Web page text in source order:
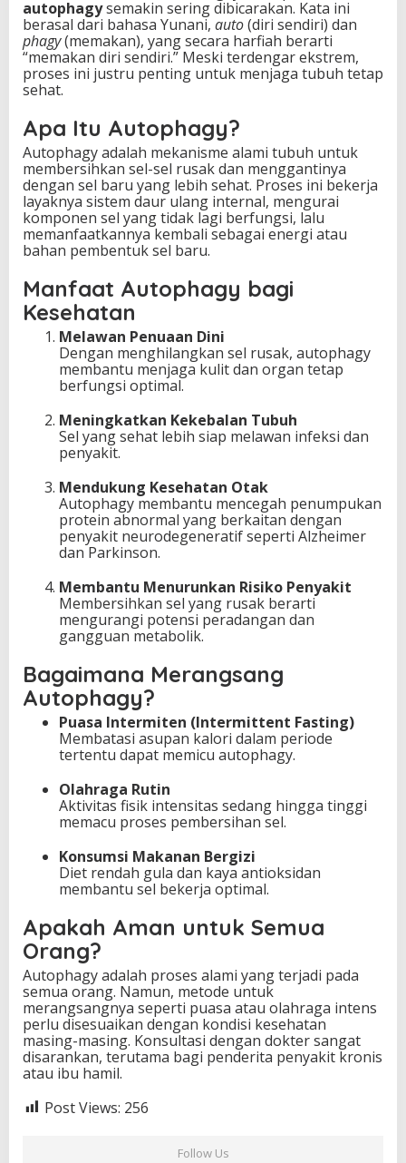
autophagysemakin sering dibicarakan. Kata ini
berasal dari bahasa Yunani, auto(diri sendiri) dan
phagy(memakan), yang secara harfiah berarti
“memakan diri sendiri.” Meski terdengar ekstrem,
proses ini justru penting untuk menjaga tubuh tetap
sehat.
Apa Itu Autophagy?
Autophagy adalah mekanisme alami tubuh untuk
membersihkan sel-sel rusak dan menggantinya
dengan sel baru yang lebih sehat. Proses ini bekerja
layaknya sistem daur ulang internal, mengurai
komponen sel yang tidak lagi berfungsi, lalu
memanfaatkannya kembali sebagai energi atau
bahan pembentuk sel baru.
Manfaat Autophagy bagi
Kesehatan
Melawan Penuaan Dini
Dengan menghilangkan sel rusak, autophagy
membantu menjaga kulit dan organ tetap
berfungsi optimal.
Meningkatkan Kekebalan Tubuh
Sel yang sehat lebih siap melawan infeksi dan
penyakit.
Mendukung Kesehatan Otak
Autophagy membantu mencegah penumpukan
protein abnormal yang berkaitan dengan
penyakit neurodegeneratif seperti Alzheimer
dan Parkinson.
Membantu Menurunkan Risiko Penyakit
Membersihkan sel yang rusak berarti
mengurangi potensi peradangan dan
gangguan metabolik.
Bagaimana Merangsang
Autophagy?
Puasa Intermiten (Intermittent Fasting)
Membatasi asupan kalori dalam periode
tertentu dapat memicu autophagy.
Olahraga Rutin
Aktivitas fisik intensitas sedang hingga tinggi
memacu proses pembersihan sel.
Konsumsi Makanan Bergizi
Diet rendah gula dan kaya antioksidan
membantu sel bekerja optimal.
Apakah Aman untuk Semua
Orang?
Autophagy adalah proses alami yang terjadi pada
semua orang. Namun, metode untuk
merangsangnya seperti puasa atau olahraga intens
perlu disesuaikan dengan kondisi kesehatan
masing-masing. Konsultasi dengan dokter sangat
disarankan, terutama bagi penderita penyakit kronis
atau ibu hamil.
Post Views: 256
Follow Us